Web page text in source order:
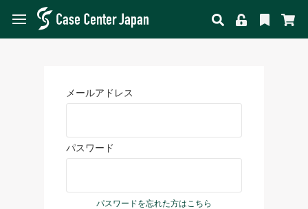
メールアドレス
パスワード
パスワードを忘れた方はこちら